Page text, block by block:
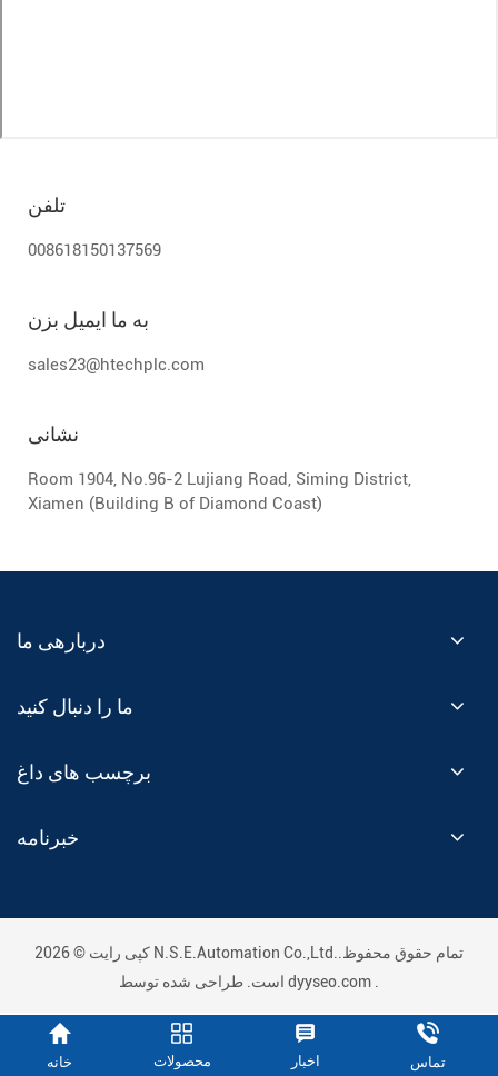
تلفن
008618150137569
به ما ایمیل بزن
sales23@htechplc.com
نشانی
Room 1904, No.96-2 Lujiang Road, Siming District,
Xiamen (Building B of Diamond Coast)
دربارهی ما
ما را دنبال کنید
برچسب های داغ
خبرنامه
کپی رایت © 2026 N.S.E.Automation Co.,Ltd..تمام حقوق محفوظ
dyyseo.com
خانه محصولات اخبار تماس